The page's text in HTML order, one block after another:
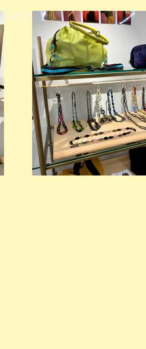
Wix.com で作成されたホームページです